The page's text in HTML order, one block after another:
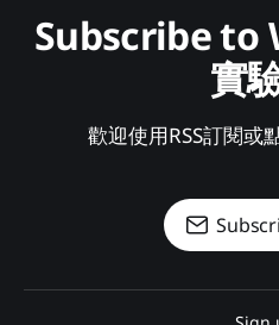
Subscribe to
實
歡迎使用RSS訂閱或